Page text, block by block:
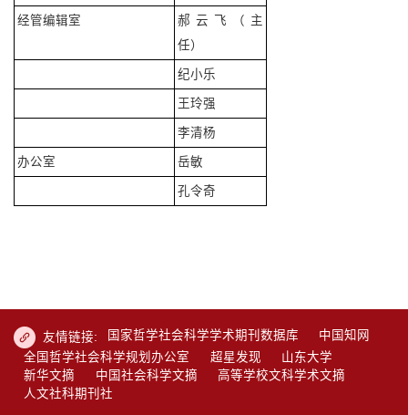
经管编辑室
郝云飞（主
任）
纪小乐
王玲强
李清杨
办公室 岳敏
孔令奇
友情链接: 国家哲学社会科学学术期刊数据库
中国知网
全国哲学社会科学规划办公室
超星发现
山东大学
新华文摘
中国社会科学文摘
高等学校文科学术文摘
人文社科期刊社